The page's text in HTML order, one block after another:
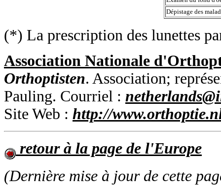
Dépistage des
(*) La prescription des lunettes
Association Nationale
Orthoptisten. Association;
Pauling. Courriel :
Site Web : http://
retour à la page de l'Europe
(Dernière mise à jour de cette